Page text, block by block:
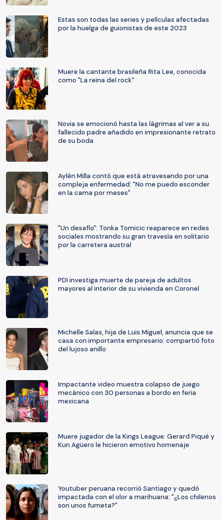
Estas son todas las series y películas afectadas
por la huelga de guionistas de este 2023
Muere la cantante brasileña Rita Lee, conocida
como "La reina del rock"
Novia se emocionó hasta las lágrimas al ver a su
fallecido padre añadido en impresionante retrato
de su boda
Aylén Milla contó que está atravesando por una
compleja enfermedad: "No me puedo esconder
en la cama por meses"
"Un desafío": Tonka Tomicic reaparece en redes
sociales mostrando su gran travesía en solitario
por la carretera austral
PDI investiga muerte de pareja de adultos
mayores al interior de su vivienda en Coronel
Michelle Salas, hija de Luis Miguel, anuncia que se
casa con importante empresario: compartió foto
del lujoso anillo
Impactante video muestra colapso de juego
mecánico con 30 personas a bordo en feria
mexicana
Muere jugador de la Kings League: Gerard Piqué y
Kun Agüero le hicieron emotivo homenaje
Youtuber peruana recorrió Santiago y quedó
impactada con el olor a marihuana: "¿Los chilenos
son unos fumeta?"